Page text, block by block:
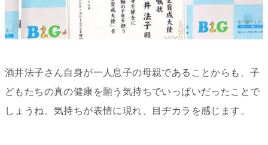
酒井法子さん自身が一人息子の母親であることからも、子
どもたちの真の健康を願う気持ちでいっぱいだったことで
しょうね。気持ちが表情に現れ、目ヂカラを感じます。